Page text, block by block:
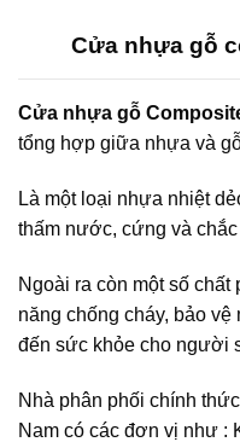
Cửa nhựa gỗ
Cửa nhựa gỗ
tổng hợp giữa nhựa và
Là một loại nhựa nhiệt
thấm nước, cứng và
Ngoài ra còn một số
năng chống cháy, bảo
đến sức khỏe cho người
Nhà phân phối chính
Nam có các đơn vị như :